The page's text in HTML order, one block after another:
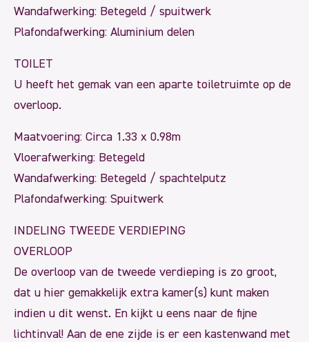
Wandafwerking: Betegeld / spuitwerk
Plafondafwerking: Aluminium delen
TOILET
U heeft het gemak van een aparte toiletruimte op de
overloop.
Maatvoering: Circa 1.33 x 0.98m
Vloerafwerking: Betegeld
Wandafwerking: Betegeld / spachtelputz
Plafondafwerking: Spuitwerk
INDELING TWEEDE VERDIEPING
OVERLOOP
De overloop van de tweede verdieping is zo groot,
dat u hier gemakkelijk extra kamer(s) kunt maken
indien u dit wenst. En kijkt u eens naar de fijne
lichtinval! Aan de ene zijde is er een kastenwand met